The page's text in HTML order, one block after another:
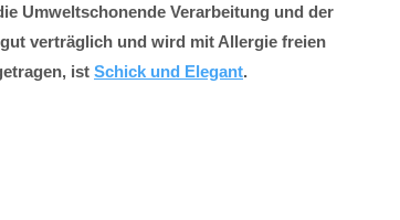
Umweltschonende Verarbeitung und der
verträglich und wird mit Allergie freien
ist Schick und Elegant.